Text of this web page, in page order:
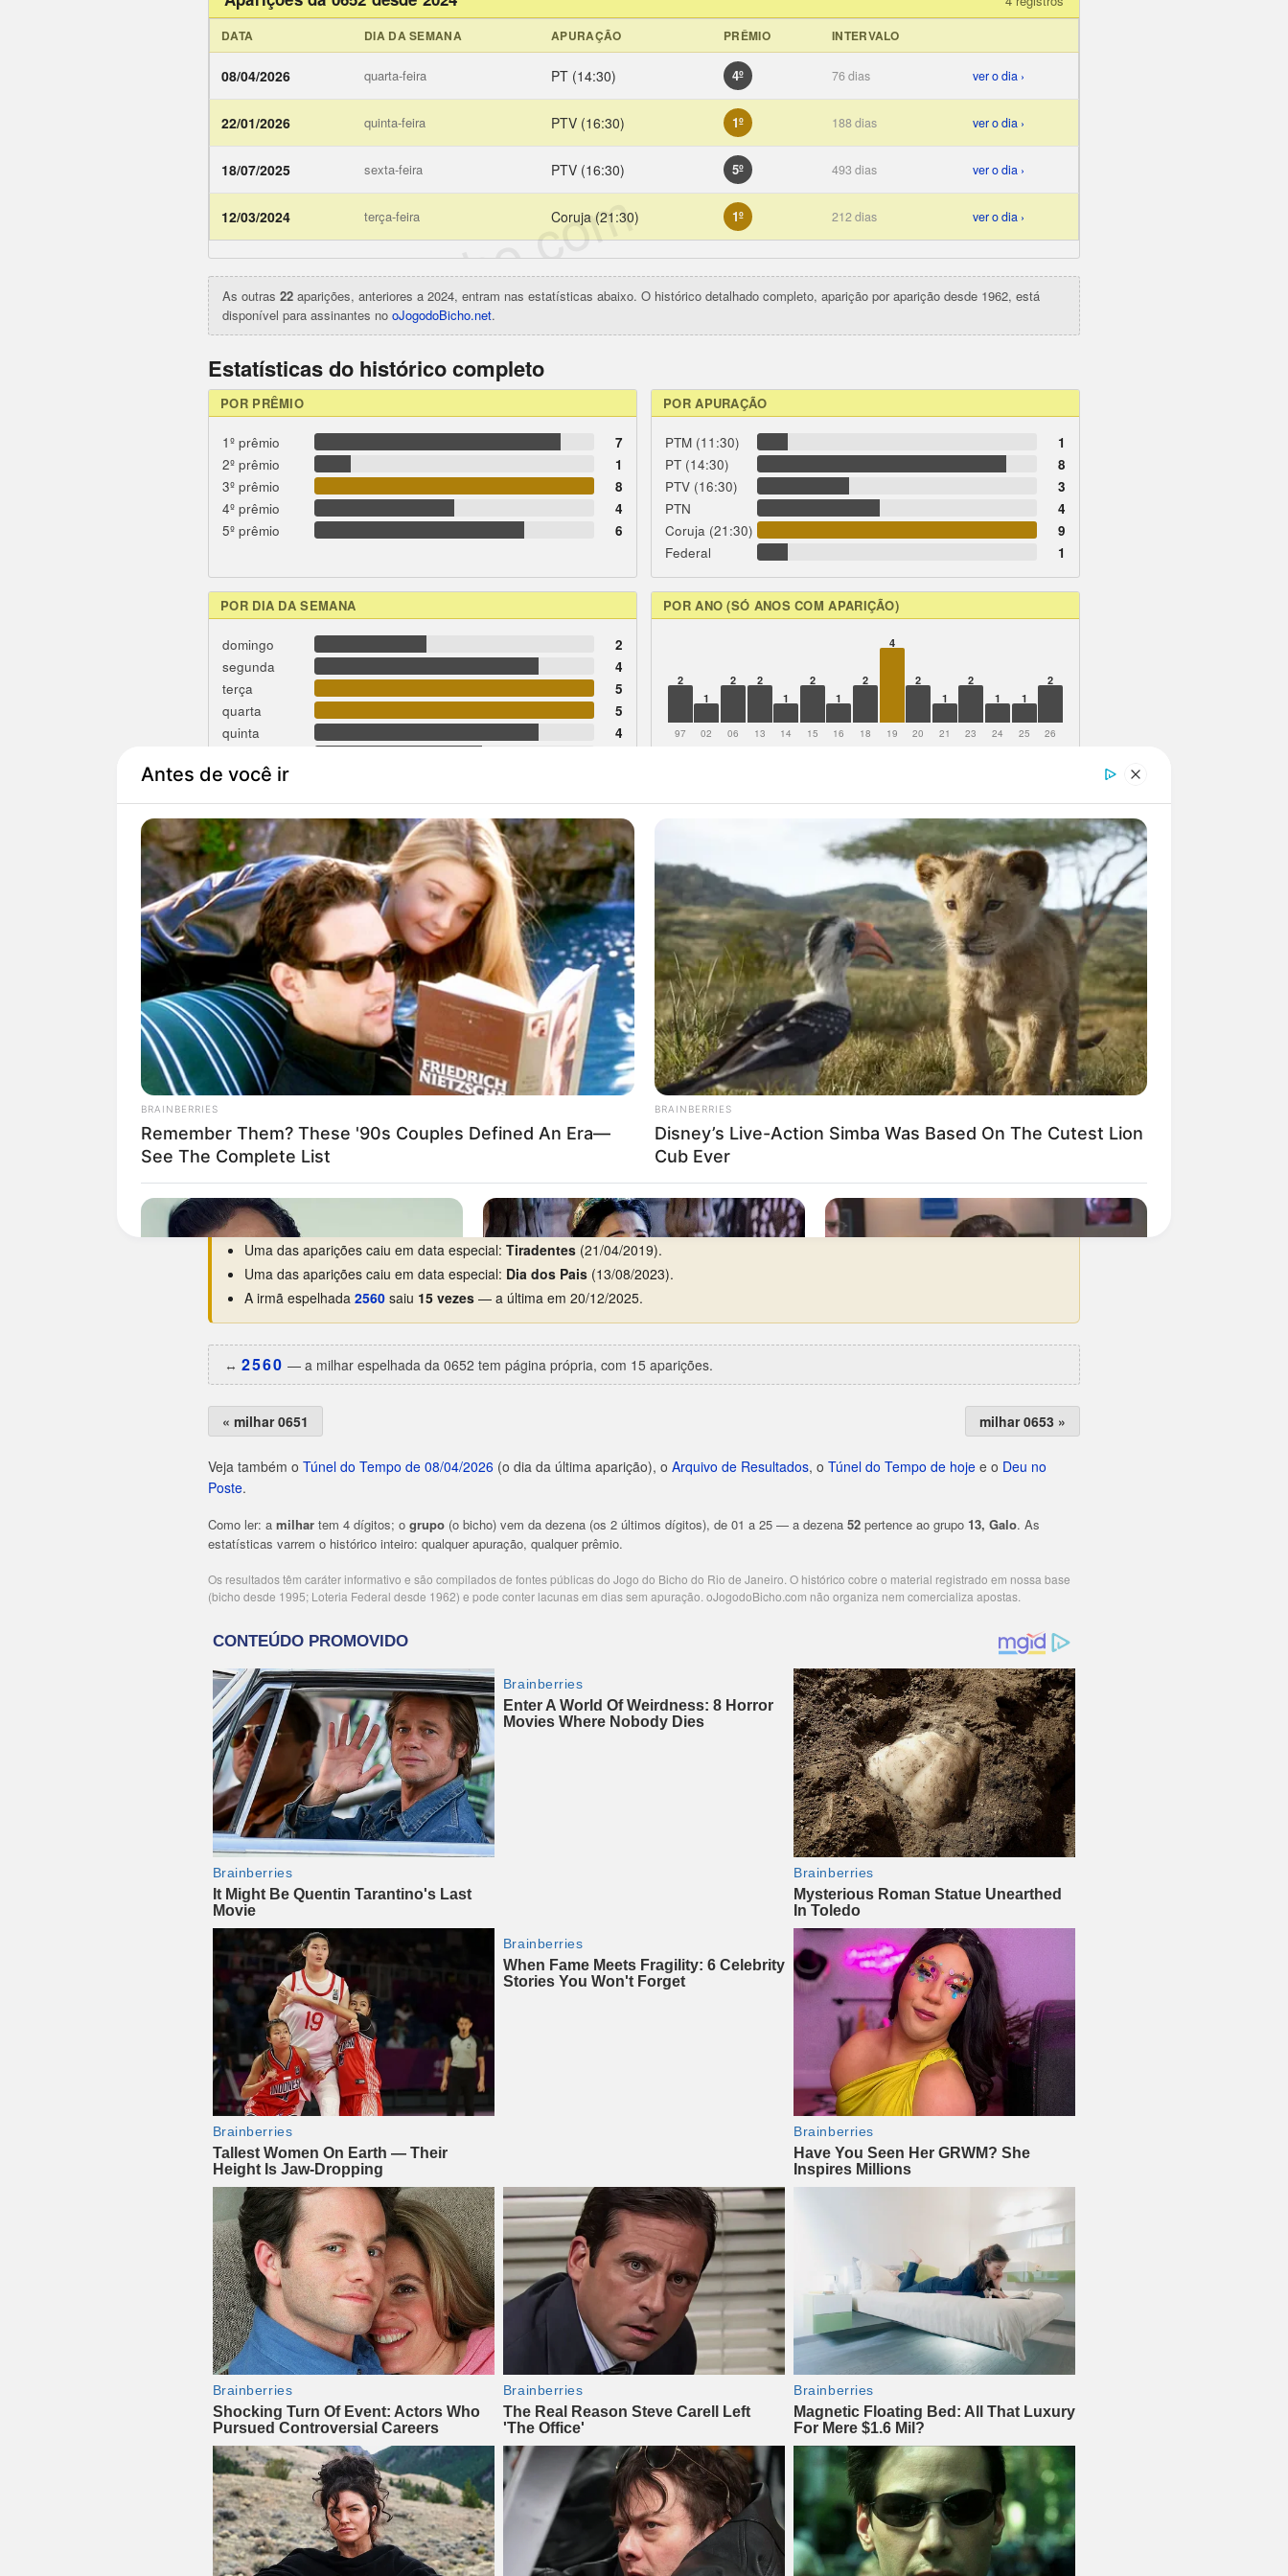
DATA DIA DA SEMANA APURAÇÃO PRÊMIO INTERVALO
08/04/2026 quarta-feira PT (14:30) 4º 76 dias ver o dia ›
22/01/2026 quinta-feira PTV (16:30) 1º 188 dias ver o dia ›
18/07/2025 sexta-feira PTV (16:30) 5º 493 dias ver o dia ›
12/03/2024 terça-feira Coruja (21:30) 1º 212 dias ver o dia ›
ojogodobicho.com
As outras 22 aparições, anteriores a 2024, entram nas estatísticas abaixo. O histórico detalhado completo, aparição por aparição desde 1962, está
disponível para assinantes no oJogodoBicho.net.
Estatísticas do histórico completo
POR PRÊMIO
1º prêmio
7
2º prêmio
1
3º prêmio
8
4º prêmio
4
5º prêmio
6
POR APURAÇÃO
PTM (11:30)
1
PT (14:30)
8
PTV (16:30)
3
PTN
4
Coruja (21:30)
9
Federal
1
POR DIA DA SEMANA
domingo
2
segunda
4
terça
5
quarta
5
quinta
4
sábado
POR ANO (SÓ ANOS COM APARIÇÃO)
2
1
2
2
1
2
1
2
4
2
1
2
1
1
2
97 02 06 13 14 15 16 18 19 20 21 23 24 25 26
O dia da semana preferido éterça-feira, com 5 aparições em 26.
Estreou na base em
Maior hiato:2.561 dias(há cerca de 7 anos de silêncio), entre 07/06/2006 e 11/06/2013.
Menor intervalo:12 dias, entre 29/03/1997 e 10/04/1997.
Melhor ano:
Uma das aparições caiu em data especial: Tiradentes (21/04/2019).
Uma das aparições caiu em data especial: Dia dos Pais (13/08/2023).
A irmã espelhada 2560 saiu 15 vezes — a última em 20/12/2025.
↔️ 2560 — a milhar espelhada da 0652 tem página própria, com 15 aparições.
« milhar 0651 milhar 0653 »
Veja também o Túnel do Tempo de 08/04/2026 (o dia da última aparição), o Arquivo de Resultados, o Túnel do Tempo de hoje e o Deu no
Poste.
Como ler: a milhar tem 4 dígitos; o grupo (o bicho) vem da dezena (os 2 últimos dígitos), de 01 a 25 — a dezena 52 pertence ao grupo 13, Galo. As
estatísticas varrem o histórico inteiro: qualquer apuração, qualquer prêmio.
Os resultados têm caráter informativo e são compilados de fontes públicas do Jogo do Bicho do Rio de Janeiro. O histórico cobre o material registrado em nossa base
(bicho desde 1995; Loteria Federal desde 1962) e pode conter lacunas em dias sem apuração. oJogodoBicho.com não organiza nem comercializa apostas.
Publicidade